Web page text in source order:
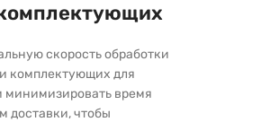
скорость обработки
комплектующих для
минимизировать время
доставки, чтобы